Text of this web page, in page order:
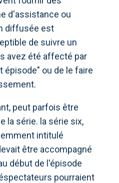
d'assistance ou
diffusée est
de suivre un
avez été affecté par
épisode" ou de le faire
peut parfois être
la série. la série six,
intitulé
être accompagné
début de l'épisode
pourraient